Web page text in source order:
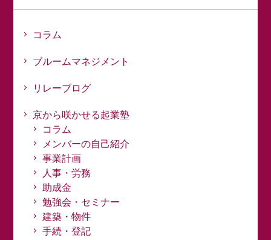
コラム
ブルームマネジメント
リレーブログ
京から咲かせる起業塾
コラム
メンバーの自己紹介
事業計画
人事・労務
助成金
勉強会・セミナー
建築・物件
手続・登記